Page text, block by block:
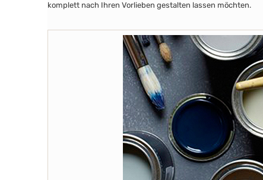
komplett nach Ihren Vorlieben gestalten lassen möchten.